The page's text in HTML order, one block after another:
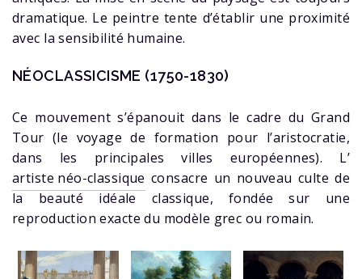
dramatique. Le peintre tente d’établir une proximité
avec la sensibilité humaine.
NÉOCLASSICISME (1750-1830)
Ce mouvement s’épanouit dans le cadre du Grand
Tour (le voyage de formation pour l’aristocratie,
dans les principales villes européennes). L’
artiste néo-classique consacre un nouveau culte de
la beauté idéale classique, fondée sur une
reproduction exacte du modèle grec ou romain.